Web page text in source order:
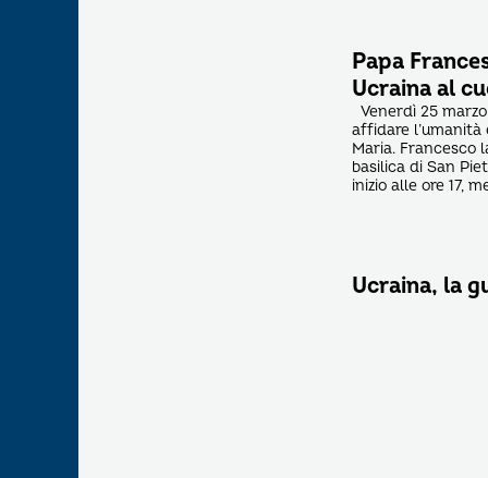
Papa
Ucraina al
Venerdì 25
affidare l’umanità
Maria. Francesco
basilica di San
inizio alle ore 17,
Ucraina, la